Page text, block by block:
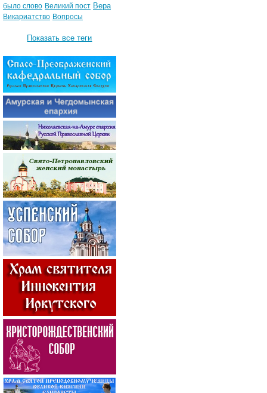
было слово Великий пост Вера
Викариатство Вопросы
Показать все теги